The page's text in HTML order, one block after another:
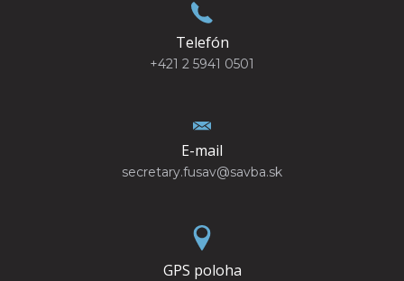
Telefón
+421 2 5941 0501
E-mail
secretary.fusav@savba.sk
GPS poloha